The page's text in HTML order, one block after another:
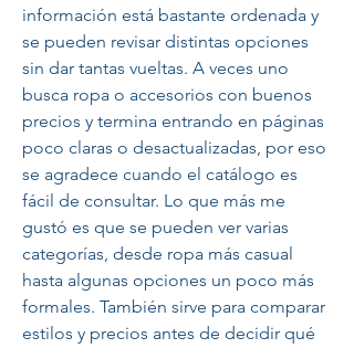
información está bastante ordenada y
se pueden revisar distintas opciones
sin dar tantas vueltas. A veces uno
busca ropa o accesorios con buenos
precios y termina entrando en páginas
poco claras o desactualizadas, por eso
se agradece cuando el catálogo es
fácil de consultar. Lo que más me
gustó es que se pueden ver varias
categorías, desde ropa más casual
hasta algunas opciones un poco más
formales. También sirve para comparar
estilos y precios antes de decidir qué